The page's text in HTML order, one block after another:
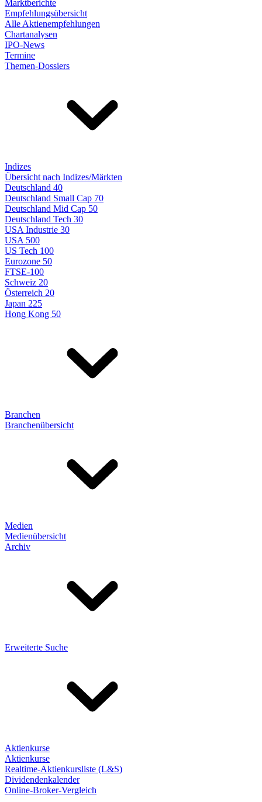
Marktberichte
Empfehlungsübersicht
Alle Aktienempfehlungen
Chartanalysen
IPO-News
Termine
Themen-Dossiers
Indizes
Übersicht nach Indizes/Märkten
Deutschland 40
Deutschland Small Cap 70
Deutschland Mid Cap 50
Deutschland Tech 30
USA Industrie 30
USA 500
US Tech 100
Eurozone 50
FTSE-100
Schweiz 20
Österreich 20
Japan 225
Hong Kong 50
Branchen
Branchenübersicht
Medien
Medienübersicht
Archiv
Erweiterte Suche
Aktienkurse
Aktienkurse
Realtime-Aktienkursliste (L&S)
Dividendenkalender
Online-Broker-Vergleich